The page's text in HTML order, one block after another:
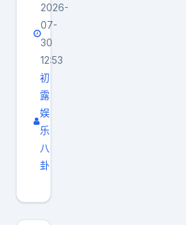
2026-
07-
30
12:53
初
露
娱
乐
八
卦